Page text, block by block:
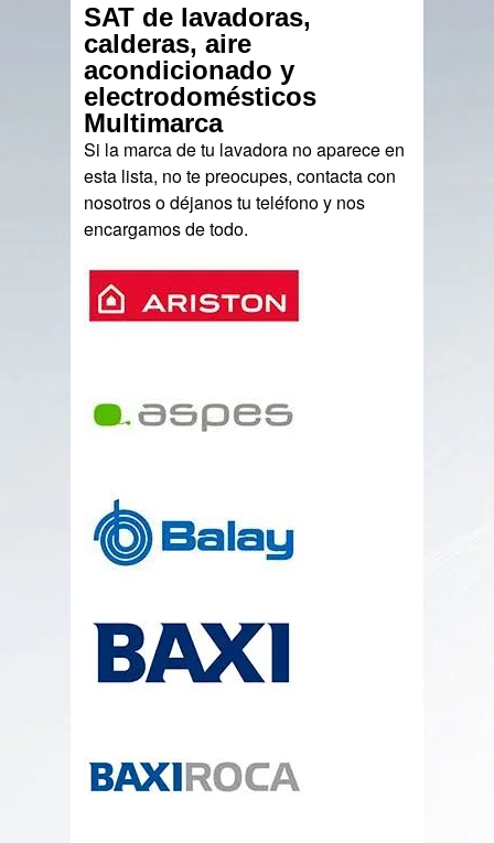
SAT de lavadoras,
calderas, aire
acondicionado y
electrodomésticos
Multimarca
Si la marca de tu lavadora no aparece en
esta lista, no te preocupes, contacta con
nosotros o déjanos tu teléfono y nos
encargamos de todo.